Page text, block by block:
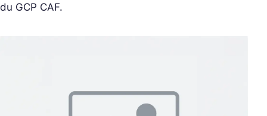
du GCP CAF.